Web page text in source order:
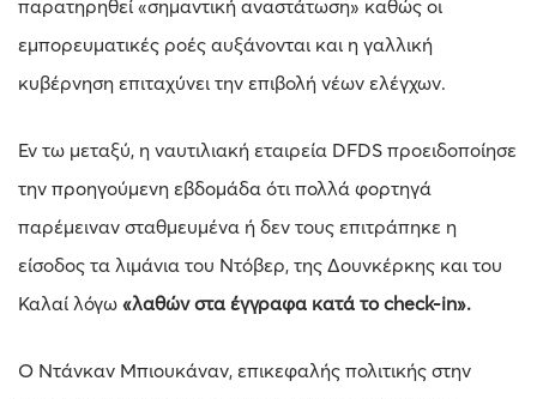
παρατηρηθεί «σημαντική αναστάτωση» καθώς οι
εμπορευματικές ροές αυξάνονται και η γαλλική
κυβέρνηση επιταχύνει την επιβολή νέων ελέγχων.
Εν τω μεταξύ, η ναυτιλιακή εταιρεία DFDS προειδοποίησε
την προηγούμενη εβδομάδα ότι πολλά φορτηγά
παρέμειναν σταθμευμένα ή δεν τους επιτράπηκε η
είσοδος τα λιμάνια του Ντόβερ, της Δουνκέρκης και του
Καλαί λόγω «λαθών στα έγγραφα κατά το check-in».
Ο Ντάνκαν Μπιουκάναν, επικεφαλής πολιτικής στην